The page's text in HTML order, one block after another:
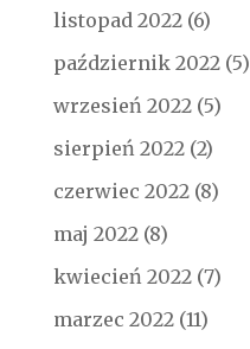
listopad 2022(6)
październik 2022(5)
wrzesień 2022(5)
sierpień 2022(2)
czerwiec 2022(8)
maj 2022(8)
kwiecień 2022(7)
marzec 2022(11)